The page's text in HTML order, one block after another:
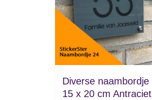
Diverse naambordje
15 x 20 cm Antraciet